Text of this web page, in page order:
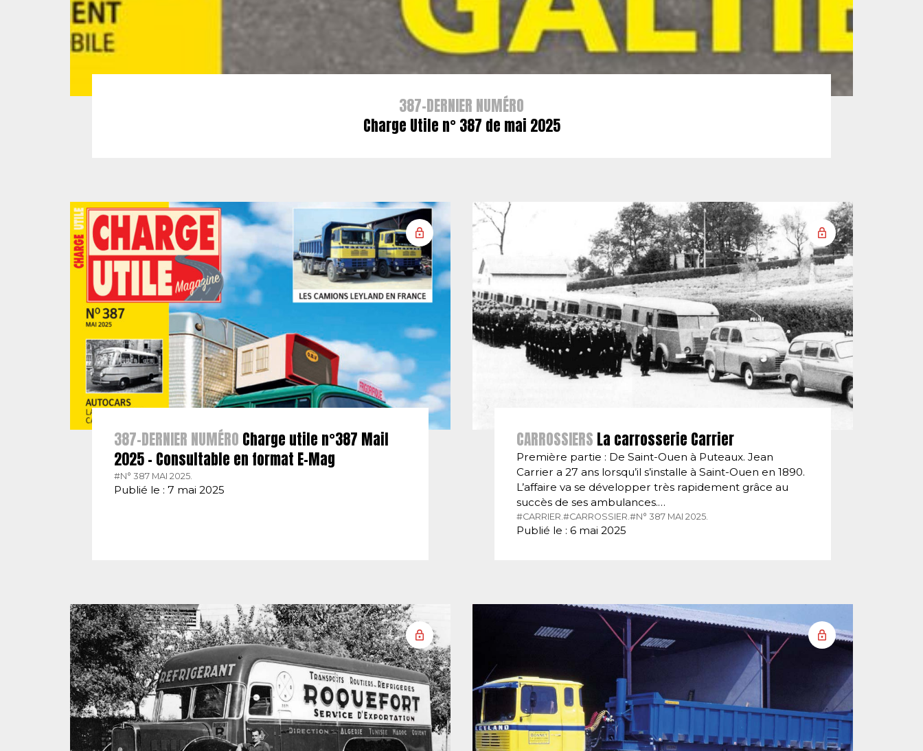
387-DERNIER NUMÉRO
Charge Utile n° 387 de mai 2025
387-DERNIER NUMÉRO Charge utile n°387 Mail
2025 – Consultable en format E-Mag
#N° 387 MAI 2025.
Publié le : 7 mai 2025
CARROSSIERS La carrosserie Carrier
Première partie : De Saint-Ouen à Puteaux. Jean
Carrier a 27 ans lorsqu’il s’installe à Saint-Ouen en 1890.
L’affaire va se développer très rapidement grâce au
succès de ses ambulances.…
#CARRIER.#CARROSSIER.#N° 387 MAI 2025.
Publié le : 6 mai 2025